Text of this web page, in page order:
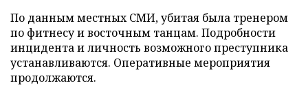
По данным местных СМИ, убитая была тренером
по фитнесу и восточным танцам. Подробности
инцидента и личность возможного преступника
устанавливаются. Оперативные мероприятия
продолжаются.